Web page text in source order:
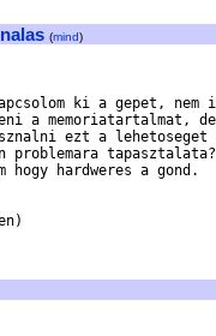
(mind)
ki a gepet, nem
a memoriatartalmat,
ezt a lehetoseget
problemara tapasztalata?
hogy hardweres a gond.